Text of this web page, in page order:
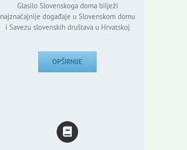
Glasilo Slovenskoga doma bilježi
najznačajnije događaje u Slovenskom domu
i Savezu slovenskih društava u Hrvatskoj
OPŠIRNIJE